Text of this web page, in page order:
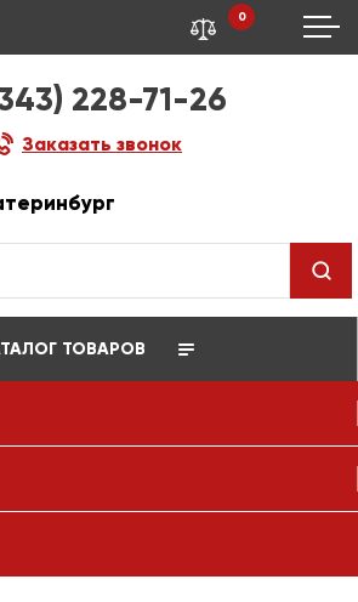
228-71-26
Заказать звонок
0
ТОВАРОВ